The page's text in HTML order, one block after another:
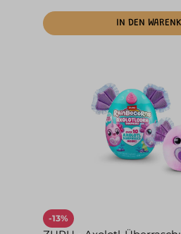
IN DEN
-13%